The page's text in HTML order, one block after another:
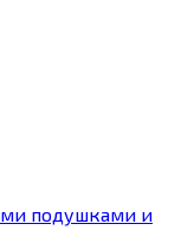
подушками и